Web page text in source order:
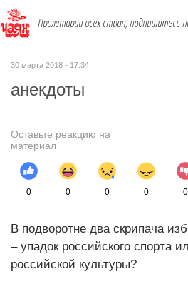
Пролетарии всех стран, подпишитесь
30 марта 2018 - 17:34
анекдоты
Оставьте реакцию на
материал
0 0 0 0 0
В подворотне два скрипача
– упадок российского спорта
российской культуры?